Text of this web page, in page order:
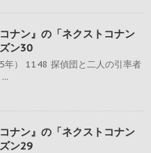
ナン』の「ネクストコナン
ン30
年） 1148 探偵団と二人の引率者
ナン』の「ネクストコナン
ン29